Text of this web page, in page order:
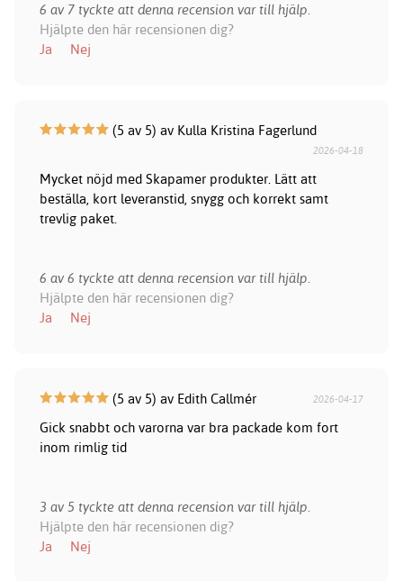
6 av 7 tyckte att denna recension var till hjälp.
Hjälpte den här recensionen dig?
Ja
Nej
(5 av 5) av Kulla Kristina Fagerlund
2026-04-18
Mycket nöjd med Skapamer produkter. Lätt att
beställa, kort leveranstid, snygg och korrekt samt
trevlig paket.
6 av 6 tyckte att denna recension var till hjälp.
Hjälpte den här recensionen dig?
Ja
Nej
(5 av 5) av Edith Callmér 2026-04-17
Gick snabbt och varorna var bra packade kom fort
inom rimlig tid
3 av 5 tyckte att denna recension var till hjälp.
Hjälpte den här recensionen dig?
Ja
Nej